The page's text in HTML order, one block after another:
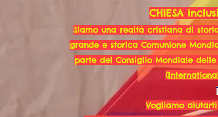
CHIESA
Siamo una realtà cristiana di
grande e storica Comunione
parte del Consiglio Mondiale delle
(
Vogliamo